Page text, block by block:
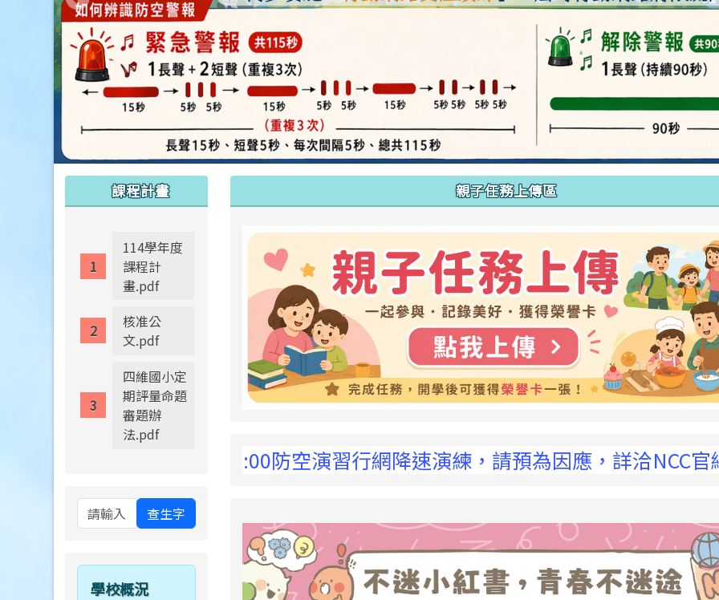
親子任務上傳區
8月13日14:30至15:00防空演習行網降速演練，請預為因應，詳洽NCC官網
課程計畫
114學年度
課程計
畫.pdf
核准公
文.pdf
四維國小定
期評量命題
審題辦
法.pdf
查生字
學校概況